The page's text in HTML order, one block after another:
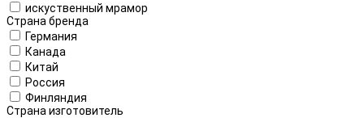
искуственный мрамор
Страна бренда
Германия
Канада
Китай
Россия
Финляндия
Страна изготовитель